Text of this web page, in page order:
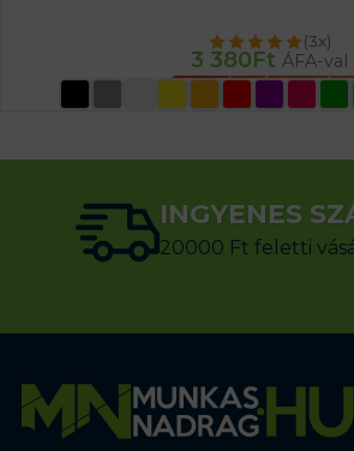
(3x)
3 380Ft ÁFA-val
OPCIÓK
INGYENES
20000 Ft feletti